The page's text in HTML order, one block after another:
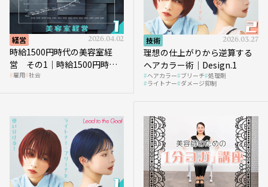
経営 2026.04.02
時給1500円時代の美容室経
営 その1｜時給1500円時代
へ向かう社会的背景
雇用 社会
技術 2026.03.27
理想の仕上がりから逆算する
ヘアカラー術｜Design.1
ヘアカラー ブリーチ 処理剤
ライトナー ダメージ抑制